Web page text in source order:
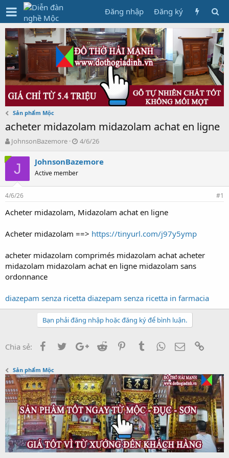
Đăng nhập Đăng ký
Sản phẩm Mộc
acheter midazolam midazolam achat en ligne
T
r
d
s
a
t
r
JohnsonBazemore
N
à
ử
4/6/26
J JohnsonBazemore
Active member
4/6/26 #1
Acheter midazolam, Midazolam achat en ligne
Acheter midazolam ==> https://tinyurl.com/j97y5ymp
acheter midazolam comprimés midazolam achat acheter
midazolam midazolam achat en ligne midazolam sans
ordonnance
diazepam senza ricetta diazepam senza ricetta in farmacia
Bạn phải đăng nhập hoặc đăng ký để bình luận.
Chia sẻ: FacebookTwitterGoogle+
Reddit PinterestTumblrWhatsApp
Email
Sản phẩm Mộc